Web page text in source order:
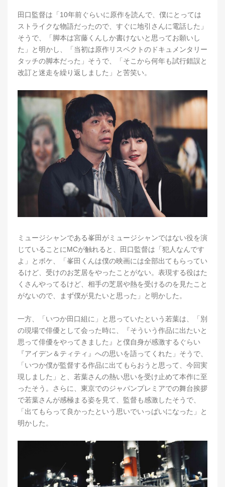
田口監督は「10年前ぐらいに原作を読んで、僕にとっては
ストライクな物語だったので、すぐに地引さんに電話した」
そうで、「脚本は宮藤くんしか書けないと思ってお願いし
た」と明かし、「当初は原作リスペクトのドキュメンタリー
タッチの脚本だった」そうで、「そこから何年も試行錯誤と
改訂と迷走を繰り返しました」と苦笑い。
ミュージシャンである峯田がミュージシャンではない役を演
じていることにMCが触れると、田口監督は「犯人なんです
よ」とボケ、「峯田くんは僕の映画には全部出てもらってい
るけど、受けのお芝居をやったことがない。表現する役はた
くさんやってるけど、相手の芝居や熱を受けるのを見たこと
がないので、まず僕が見たいと思った」と明かした。
一方、「いつか田口組に」と思っていたという若葉は、「別
の現場で俳優として会った時に、『そういう作品に出たいと
思って俳優をやってきました』と僕自身が感激するぐらい
『アイデン＆ティティ』への思いを語ってくれた」そうで、
「いつか僕が監督する作品に出てもらおうと思って、今回実
現しました」と、若葉さんの熱い思いを受け止めて本作に至
ったそう。さらに、東京でのジャパンプレミアでの舞台挨拶
で若葉さんが感極まる姿を見て、監督も感激したそうで、
「出てもらって良かったという思いでいっぱいになった」と
明かした。